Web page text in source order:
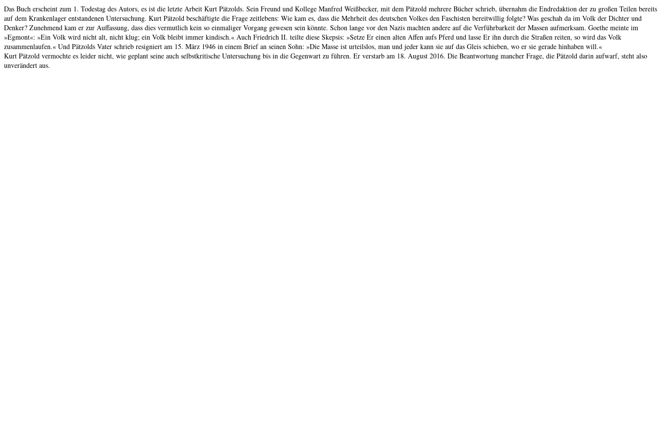
Das Buch erscheint zum 1. Todestag des Autors, es ist die letzte Arbeit Kurt Pätzolds. Sein Freund und Kollege Manfred Weißbecker, mit dem Pätzold mehrere Bücher schrieb, übernahm die Endredaktion der zu großen Teilen bereits
auf dem Krankenlager entstandenen Untersuchung. Kurt Pätzold beschäftigte die Frage zeitlebens: Wie kam es, dass die Mehrheit des deutschen Volkes den Faschisten bereitwillig folgte? Was geschah da im Volk der Dichter und
Denker? Zunehmend kam er zur Auffassung, dass dies vermutlich kein so einmaliger Vorgang gewesen sein könnte. Schon lange vor den Nazis machten andere auf die Verführbarkeit der Massen aufmerksam. Goethe meinte im
»Egmont«: »Ein Volk wird nicht alt, nicht klug; ein Volk bleibt immer kindisch.« Auch Friedrich II. teilte diese Skepsis: »Setze Er einen alten Affen aufs Pferd und lasse Er ihn durch die Straßen reiten, so wird das Volk
zusammenlaufen.« Und Pätzolds Vater schrieb resigniert am 15. März 1946 in einem Brief an seinen Sohn: »Die Masse ist urteilslos, man und jeder kann sie auf das Gleis schieben, wo er sie gerade hinhaben will.«
Kurt Pätzold vermochte es leider nicht, wie geplant seine auch selbstkritische Untersuchung bis in die Gegenwart zu führen. Er verstarb am 18. August 2016. Die Beantwortung mancher Frage, die Pätzold darin aufwarf, steht also
unverändert aus.